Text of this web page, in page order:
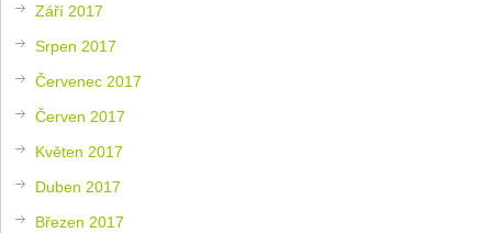
Září 2017
Srpen 2017
Červenec 2017
Červen 2017
Květen 2017
Duben 2017
Březen 2017